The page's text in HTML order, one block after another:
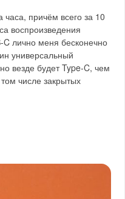
причём всего за 10
воспроизведения
C лично меня бесконечно
универсальный
везде будет Type-C, чем
числе закрытых